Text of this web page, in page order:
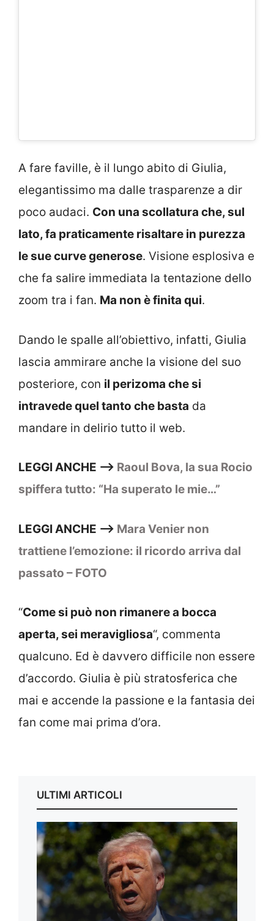
A fare faville, è il lungo abito di Giulia,
elegantissimo ma dalle trasparenze a dir
poco audaci. Con una scollatura che, sul
lato, fa praticamente risaltare in purezza
le sue curve generose. Visione esplosiva e
che fa salire immediata la tentazione dello
zoom tra i fan. Ma non è finita qui.
Dando le spalle all’obiettivo, infatti, Giulia
lascia ammirare anche la visione del suo
posteriore, con il perizoma che si
intravede quel tanto che basta da
mandare in delirio tutto il web.
LEGGI ANCHE –> Raoul Bova, la sua Rocio
spiffera tutto: “Ha superato le mie…”
LEGGI ANCHE –> Mara Venier non
trattiene l’emozione: il ricordo arriva dal
passato – FOTO
“Come si può non rimanere a bocca
aperta, sei meravigliosa“, commenta
qualcuno. Ed è davvero difficile non essere
d’accordo. Giulia è più stratosferica che
mai e accende la passione e la fantasia dei
fan come mai prima d’ora.
ULTIMI ARTICOLI